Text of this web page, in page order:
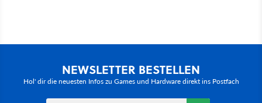
NEWSLETTER BESTELLEN
Hol' dir die neuesten Infos zu Games und Hardware direkt ins Postfach